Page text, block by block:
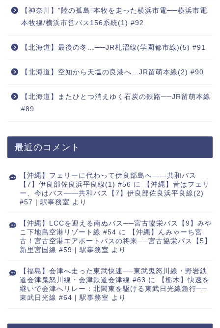
【神奈川】”陸の孤島”本牧を走った横浜市電──横浜市電
本牧線/横浜市営バス156系統(1) #92
【北海道】最後の冬…──JR札沼線(学園都市線)(5) #91
【北海道】空知から天塩の良港へ…JR留萌本線(2) #90
【北海道】またひとつ消えゆく石炭の鉄路──JR留萌本線
#89
最近のコメント
【沖縄】フェリーに代わって伊良部島へ――共和バス
【7】伊良部佐良浜平良線(1) #56 に
【沖縄】昔はフェリ
ー、今はバス――共和バス【7】伊良部佐良浜平良線(2)
#57 | 駅事務室 より
【沖縄】LCCを迎える南ぬバス──宮古協栄バス【9】みや
こ下地島空港リゾート線 #54 に
【沖縄】んみゃーち宮
古！宮古空港エアポートバスの将来──宮古協栄バス【5】
新里宮国線 #59 | 駅事務室 より
【福島】会津へ走った東武快速──東武鬼怒川線・野岩鉄
道会津鬼怒川線・会津鉄道会津線 #63 に
【栃木】快速を
継いで会津へリレー：北関東を駆ける東武日光線急行──
東武日光線 #64 | 駅事務室 より